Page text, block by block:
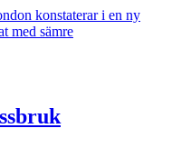
konstaterar i en ny
med sämre